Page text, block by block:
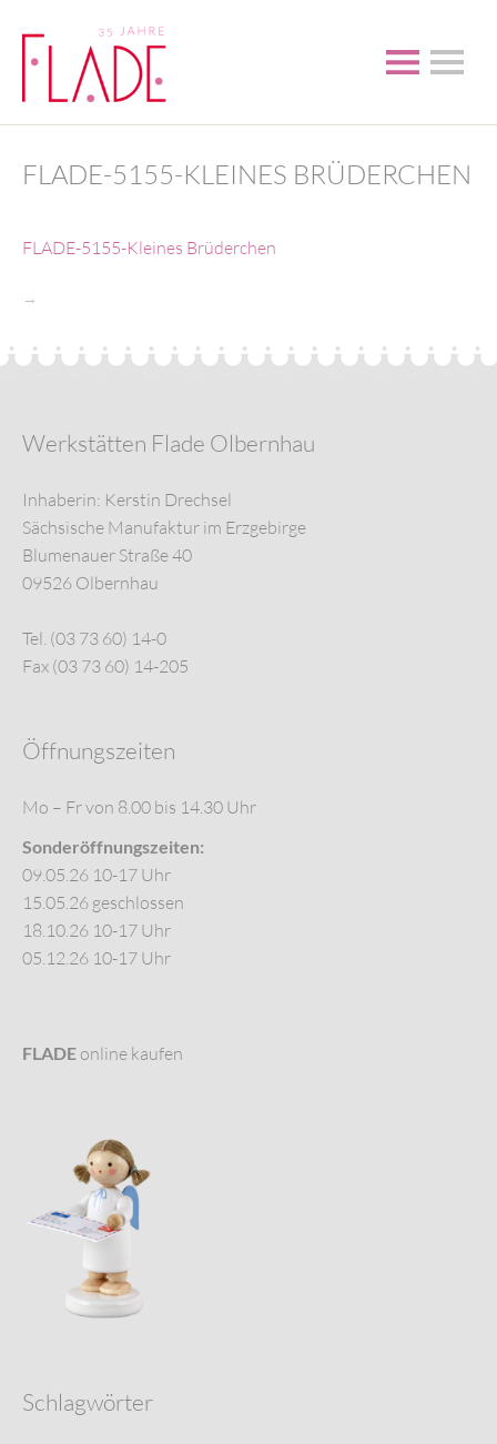
FLADE-5155-KLEINES BRÜDERCHEN
FLADE-5155-Kleines Brüderchen
→
Werkstätten Flade Olbernhau
Inhaberin: Kerstin Drechsel
Sächsische Manufaktur im Erzgebirge
Blumenauer Straße 40
09526 Olbernhau
Tel. (03 73 60) 14-0
Fax (03 73 60) 14-205
Öffnungszeiten
Mo – Fr von 8.00 bis 14.30 Uhr
Sonderöffnungszeiten:
09.05.26 10-17 Uhr
15.05.26 geschlossen
18.10.26 10-17 Uhr
05.12.26 10-17 Uhr
FLADE online kaufen
Schlagwörter